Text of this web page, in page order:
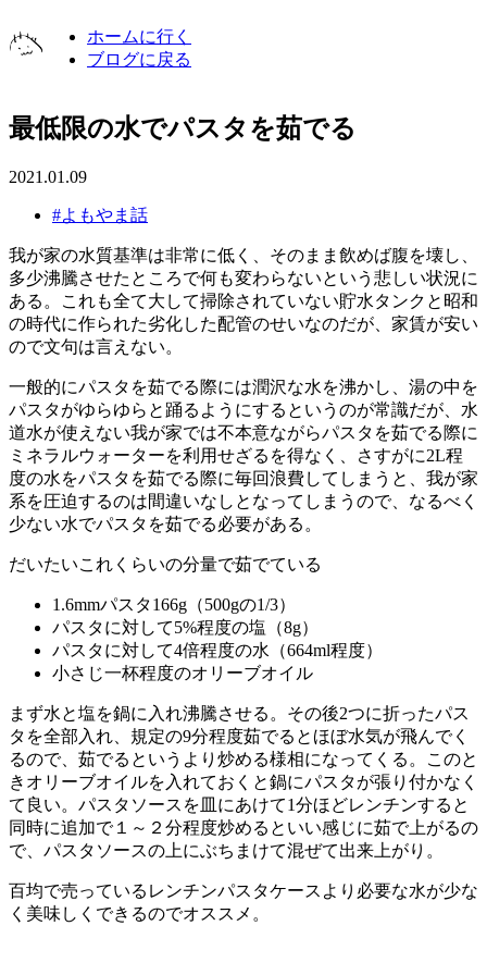
ホームに行く
ブログに戻る
最低限の水でパスタを茹でる
2021.01.09
#よもやま話
我が家の水質基準は非常に低く、そのまま飲めば腹を壊し、
多少沸騰させたところで何も変わらないという悲しい状況に
ある。これも全て大して掃除されていない貯水タンクと昭和
の時代に作られた劣化した配管のせいなのだが、家賃が安い
ので文句は言えない。
一般的にパスタを茹でる際には潤沢な水を沸かし、湯の中を
パスタがゆらゆらと踊るようにするというのが常識だが、水
道水が使えない我が家では不本意ながらパスタを茹でる際に
ミネラルウォーターを利用せざるを得なく、さすがに2L程
度の水をパスタを茹でる際に毎回浪費してしまうと、我が家
系を圧迫するのは間違いなしとなってしまうので、なるべく
少ない水でパスタを茹でる必要がある。
だいたいこれくらいの分量で茹でている
1.6mmパスタ166g（500gの1/3）
パスタに対して5%程度の塩（8g）
パスタに対して4倍程度の水（664ml程度）
小さじ一杯程度のオリーブオイル
まず水と塩を鍋に入れ沸騰させる。その後2つに折ったパス
タを全部入れ、規定の9分程度茹でるとほぼ水気が飛んでく
るので、茹でるというより炒める様相になってくる。このと
きオリーブオイルを入れておくと鍋にパスタが張り付かなく
て良い。パスタソースを皿にあけて1分ほどレンチンすると
同時に追加で１～２分程度炒めるといい感じに茹で上がるの
で、パスタソースの上にぶちまけて混ぜて出来上がり。
百均で売っているレンチンパスタケースより必要な水が少な
く美味しくできるのでオススメ。